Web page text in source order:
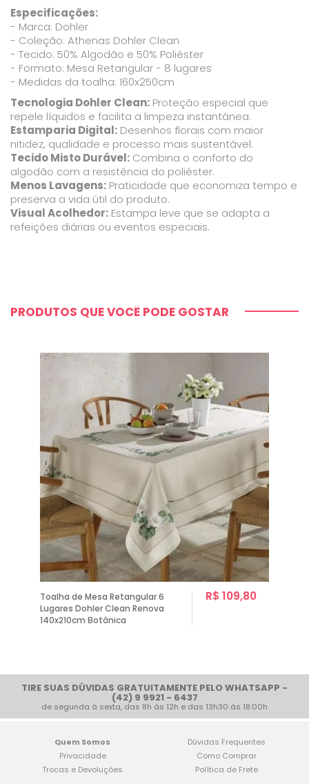
Especificações:
- Marca: Dohler
- Coleção: Athenas Dohler Clean
- Tecido: 50% Algodão e 50% Poliéster
- Formato: Mesa Retangular - 8 lugares
- Medidas da toalha: 160x250cm
Tecnologia Dohler Clean: Proteção especial que
repele líquidos e facilita a limpeza instantânea.
Estamparia Digital: Desenhos florais com maior
nitidez, qualidade e processo mais sustentável.
Tecido Misto Durável: Combina o conforto do
algodão com a resistência do poliéster.
Menos Lavagens: Praticidade que economiza tempo e
preserva a vida útil do produto.
Visual Acolhedor: Estampa leve que se adapta a
refeições diárias ou eventos especiais.
PRODUTOS QUE VOCÊ PODE GOSTAR
Toalha de Mesa Retangular 6
Lugares Dohler Clean Renova
140x210cm Botânica
R$ 109,80
TIRE SUAS DÚVIDAS GRATUITAMENTE PELO WHATSAPP -
(42) 9 9921 - 6437
de segunda à sexta, das 8h às 12h e das 13h30 às 18:00h
Quem Somos
Privacidade
Trocas e Devoluções
Dúvidas Frequentes
Como Comprar
Política de Frete